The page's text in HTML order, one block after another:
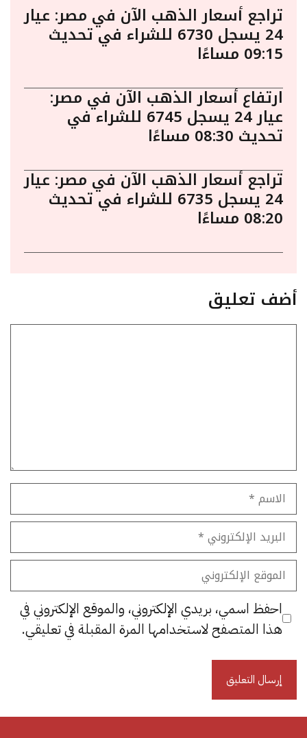
تراجع أسعار الذهب الآن في مصر: عيار
24 يسجل 6730 للشراء في تحديث
09:15 مساءًا
ارتفاع أسعار الذهب الآن في مصر:
عيار 24 يسجل 6745 للشراء في
تحديث 08:30 مساءًا
تراجع أسعار الذهب الآن في مصر: عيار
24 يسجل 6735 للشراء في تحديث
08:20 مساءًا
أضف تعليق
الاسم
البريد
الإلكتروني
الموقع
الإلكتروني
احفظ اسمي، بريدي الإلكتروني، والموقع الإلكتروني في
هذا المتصفح لاستخدامها المرة المقبلة في تعليقي.